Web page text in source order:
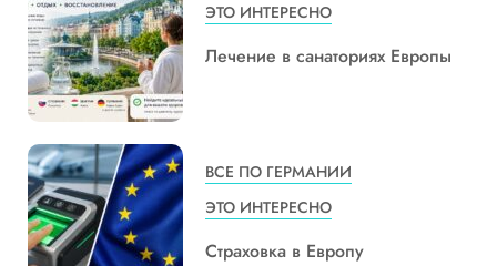
ЭТО ИНТЕРЕСНО
Лечение в санаториях Европы
ВСЕ ПО ГЕРМАНИИ
ЭТО ИНТЕРЕСНО
Страховка в Европу